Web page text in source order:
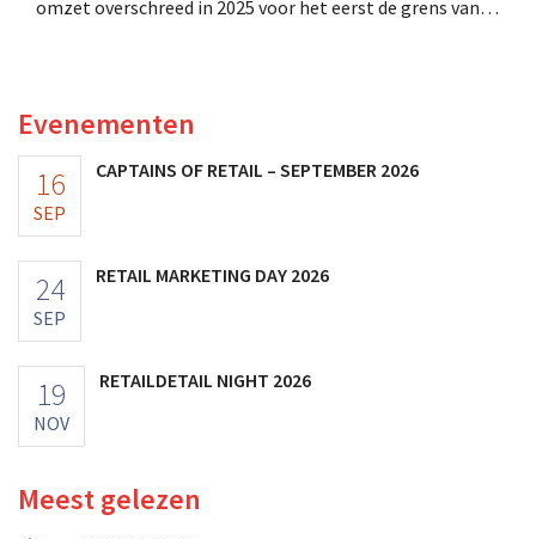
omzet overschreed in 2025 voor het eerst de grens van
Evenementen
16
SEP
CAPTAINS OF RETAIL – SEPTEMBER 2026
24
SEP
RETAIL MARKETING DAY 2026
19
NOV
RETAILDETAIL NIGHT 2026
Meest gelezen